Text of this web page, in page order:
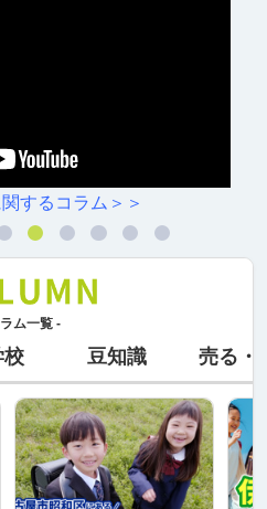
するコラム＞＞
ム一覧 -
校 豆知識 売る・